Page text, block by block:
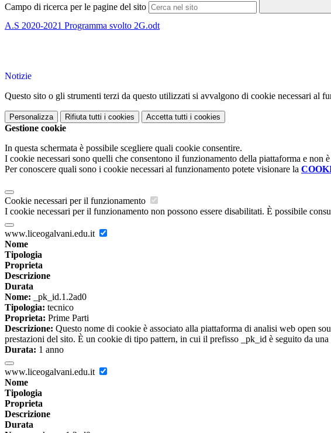
Campo di ricerca per le pagine del sito
A.S 2020-2021 Programma svolto 2G.odt
Notizie
Questo sito o gli strumenti terzi da questo utilizzati si avvalgono di cookie necessari al
Personalizza Rifiuta tutti i cookies Accetta tutti i cookies
Gestione cookie
In questa schermata è possibile scegliere quali cookie consentire.
I cookie necessari sono quelli che consentono il funzionamento della piattaforma e non
Per conoscere quali sono i cookie necessari al funzionamento potete visionare la
Cookie necessari per il funzionamento
I cookie necessari per il funzionamento non possono essere disabilitati. È possibile
www.liceogalvani.edu.it
Nome
Tipologia
Proprieta
Descrizione
Durata
Nome: _pk_id.1.2ad0
Tipologia: tecnico
Proprieta: Prime Parti
Descrizione: Questo nome di cookie è associato alla piattaforma di analisi web open
prestazioni del sito. È un cookie di tipo pattern, in cui il prefisso _pk_id è seguito da
Durata: 1 anno
www.liceogalvani.edu.it
Nome
Tipologia
Proprieta
Descrizione
Durata